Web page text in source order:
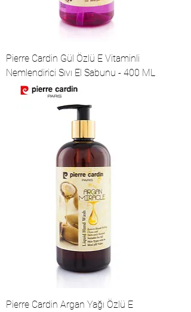
Pierre Cardin Gül Özlü E Vitaminli
Nemlendirici Sıvı El Sabunu - 400 ML
Pierre Cardin Argan Yağı Özlü E